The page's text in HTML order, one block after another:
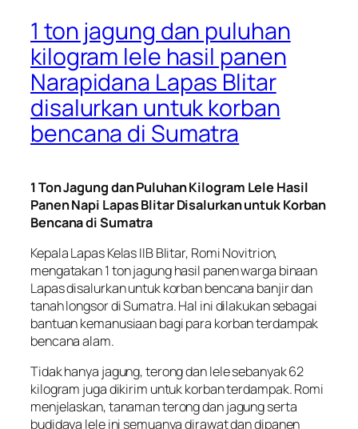
1 ton jagung dan puluhan
kilogram lele hasil panen
Narapidana Lapas Blitar
disalurkan untuk korban
bencana di Sumatra
1 Ton Jagung dan Puluhan Kilogram Lele Hasil
Panen Napi Lapas Blitar Disalurkan untuk Korban
Bencana di Sumatra
Kepala Lapas Kelas IIB Blitar, Romi Novitrion,
mengatakan 1 ton jagung hasil panen warga binaan
Lapas disalurkan untuk korban bencana banjir dan
tanah longsor di Sumatra. Hal ini dilakukan sebagai
bantuan kemanusiaan bagi para korban terdampak
bencana alam.
Tidak hanya jagung, terong dan lele sebanyak 62
kilogram juga dikirim untuk korban terdampak. Romi
menjelaskan, tanaman terong dan jagung serta
budidaya lele ini semuanya dirawat dan dipanen